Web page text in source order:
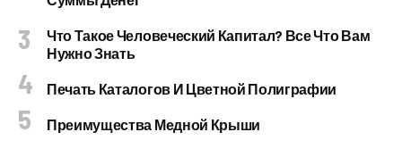
Что Такое Человеческий Капитал? Все Что Вам
Нужно Знать
Печать Каталогов И Цветной Полиграфии
Преимущества Медной Крыши